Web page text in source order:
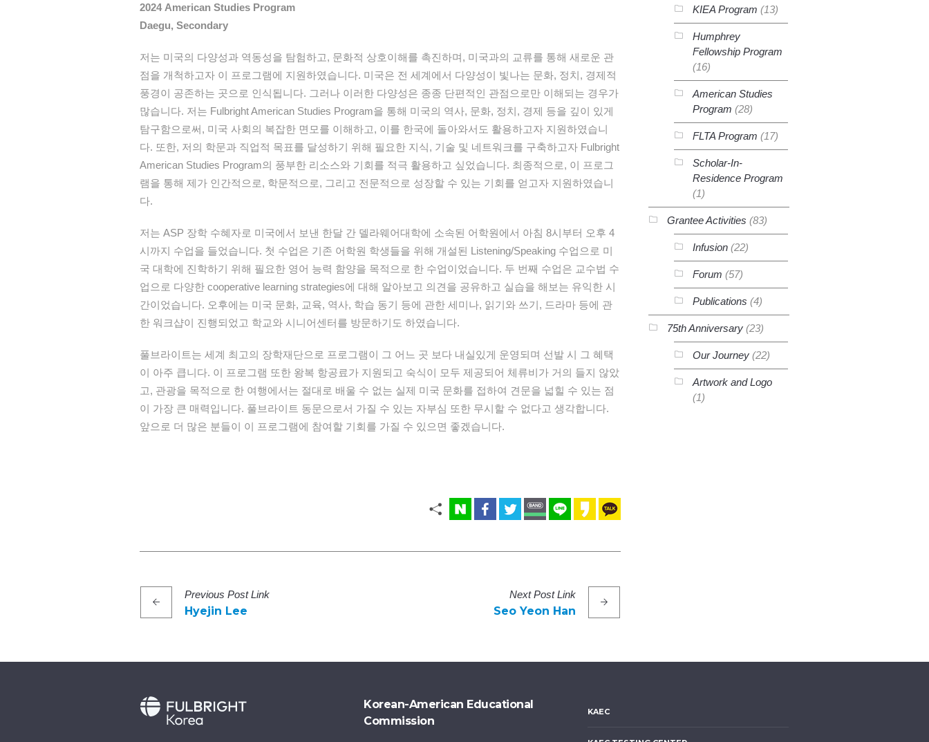
2024 American Studies Program
Daegu, Secondary
저는 미국의 다양성과 역동성을 탐험하고, 문화적 상호이해를 촉진하며, 미국과의 교류를 통해 새로운 관
점을 개척하고자 이 프로그램에 지원하였습니다. 미국은 전 세계에서 다양성이 빛나는 문화, 정치, 경제적
풍경이 공존하는 곳으로 인식됩니다. 그러나 이러한 다양성은 종종 단편적인 관점으로만 이해되는 경우가
많습니다. 저는 Fulbright American Studies Program을 통해 미국의 역사, 문화, 정치, 경제 등을 깊이 있게
탐구함으로써, 미국 사회의 복잡한 면모를 이해하고, 이를 한국에 돌아와서도 활용하고자 지원하였습니
다. 또한, 저의 학문과 직업적 목표를 달성하기 위해 필요한 지식, 기술 및 네트워크를 구축하고자 Fulbright
American Studies Program의 풍부한 리소스와 기회를 적극 활용하고 싶었습니다. 최종적으로, 이 프로그
램을 통해 제가 인간적으로, 학문적으로, 그리고 전문적으로 성장할 수 있는 기회를 얻고자 지원하였습니
다.
저는 ASP 장학 수혜자로 미국에서 보낸 한달 간 델라웨어대학에 소속된 어학원에서 아침 8시부터 오후 4
시까지 수업을 들었습니다. 첫 수업은 기존 어학원 학생들을 위해 개설된 Listening/Speaking 수업으로 미
국 대학에 진학하기 위해 필요한 영어 능력 함양을 목적으로 한 수업이었습니다. 두 번째 수업은 교수법 수
업으로 다양한 cooperative learning strategies에 대해 알아보고 의견을 공유하고 실습을 해보는 유익한 시
간이었습니다. 오후에는 미국 문화, 교육, 역사, 학습 동기 등에 관한 세미나, 읽기와 쓰기, 드라마 등에 관
한 워크샵이 진행되었고 학교와 시니어센터를 방문하기도 하였습니다.
풀브라이트는 세계 최고의 장학재단으로 프로그램이 그 어느 곳 보다 내실있게 운영되며 선발 시 그 혜택
이 아주 큽니다. 이 프로그램 또한 왕복 항공료가 지원되고 숙식이 모두 제공되어 체류비가 거의 들지 않았
고, 관광을 목적으로 한 여행에서는 절대로 배울 수 없는 실제 미국 문화를 접하여 견문을 넓힐 수 있는 점
이 가장 큰 매력입니다. 풀브라이트 동문으로서 가질 수 있는 자부심 또한 무시할 수 없다고 생각합니다.
앞으로 더 많은 분들이 이 프로그램에 참여할 기회를 가질 수 있으면 좋겠습니다.
Previous PostLink
Hyejin Lee
NextPostLink
Seo Yeon Han
KIEA Program (13)
Humphrey
Fellowship Program
(16)
American Studies
Program (28)
FLTA Program (17)
Scholar-In-
Residence Program
(1)
Grantee Activities (83)
Infusion(22)
Forum (57)
Publications (4)
75th Anniversary(23)
Our Journey(22)
Artwork and Logo
(1)
Korean-American Educational
Commission
KAEC